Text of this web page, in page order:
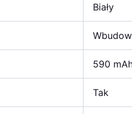
Biały
590
Tak